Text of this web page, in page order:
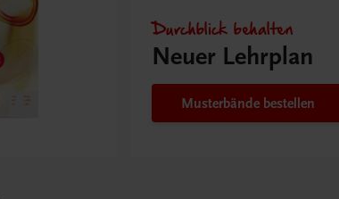
Durchblick behalten
Neuer Lehrplan
Musterbände bestellen